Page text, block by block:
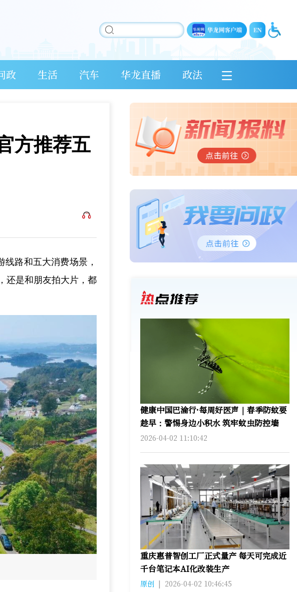
政 生活 汽车 华龙直播 政法
方推荐五
路和五大消费场景，
还是和朋友拍大片，都
健康中国巴渝行·每周好医声｜春季防蚊要
趁早：警惕身边小积水 筑牢蚊虫防控墙
2026-04-02 11:10:42
重庆惠普智创工厂正式量产 每天可完成近
千台笔记本AI化改装生产
原创 | 2026-04-02 10:46:45